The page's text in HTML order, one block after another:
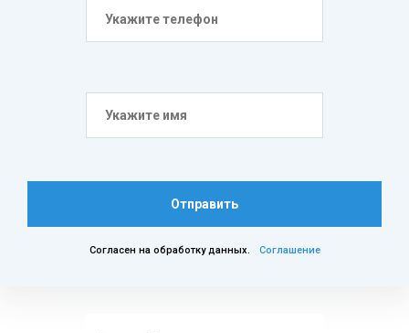
Отправить
Согласен на обработку данных. Соглашение